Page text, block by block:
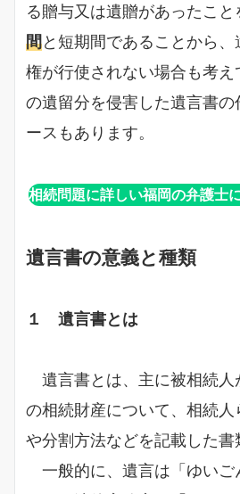
る贈与又は遺贈があったこと
間と短期間であることから
権が行使されない場合も考え
の遺留分を侵害した遺言書
ースもあります。
相続問題に詳しい福岡の弁護士
遺言書の意義と種類
１ 遺言書とは
遺言書とは、主に被相続人
の相続財産について、相続
や分割方法などを記載した書
一般的に、遺言は「ゆいご